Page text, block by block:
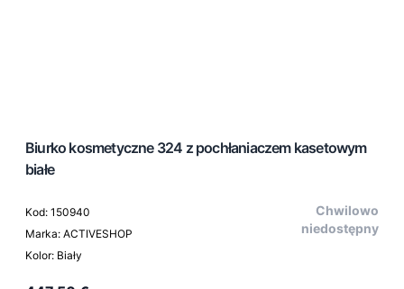
Biurko kosmetyczne 324 z pochłaniaczem kasetowym
białe
Kod: 150940
Marka: ACTIVESHOP
Kolor: Biały
Chwilowo
niedostępny